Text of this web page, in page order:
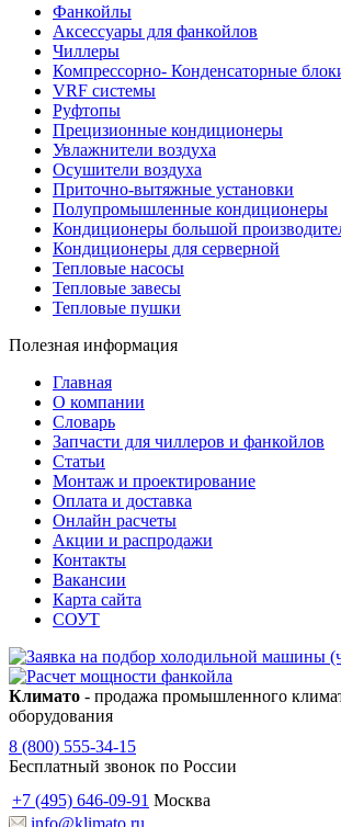
Фанкойлы
Аксессуары для фанкойлов
Чиллеры
Компрессорно- Конденсаторные
VRF системы
Руфтопы
Прецизионные кондиционеры
Увлажнители воздуха
Осушители воздуха
Приточно-вытяжные установки
Полупромышленные кондиционеры
Кондиционеры большой
Кондиционеры для серверной
Тепловые насосы
Тепловые завесы
Тепловые пушки
Полезная информация
Главная
О компании
Словарь
Запчасти для чиллеров и фанкойлов
Статьи
Монтаж и проектирование
Оплата и доставка
Онлайн расчеты
Акции и распродажи
Контакты
Вакансии
Карта сайта
СОУТ
Климато - продажа промышленного
оборудования
8 (800) 555-34-15
Бесплатный звонок по России
+7 (495) 646-09-91 Москва
info@klimato.ru